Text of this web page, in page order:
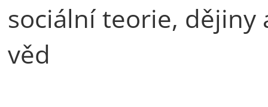
sociální teorie, dějiny
věd